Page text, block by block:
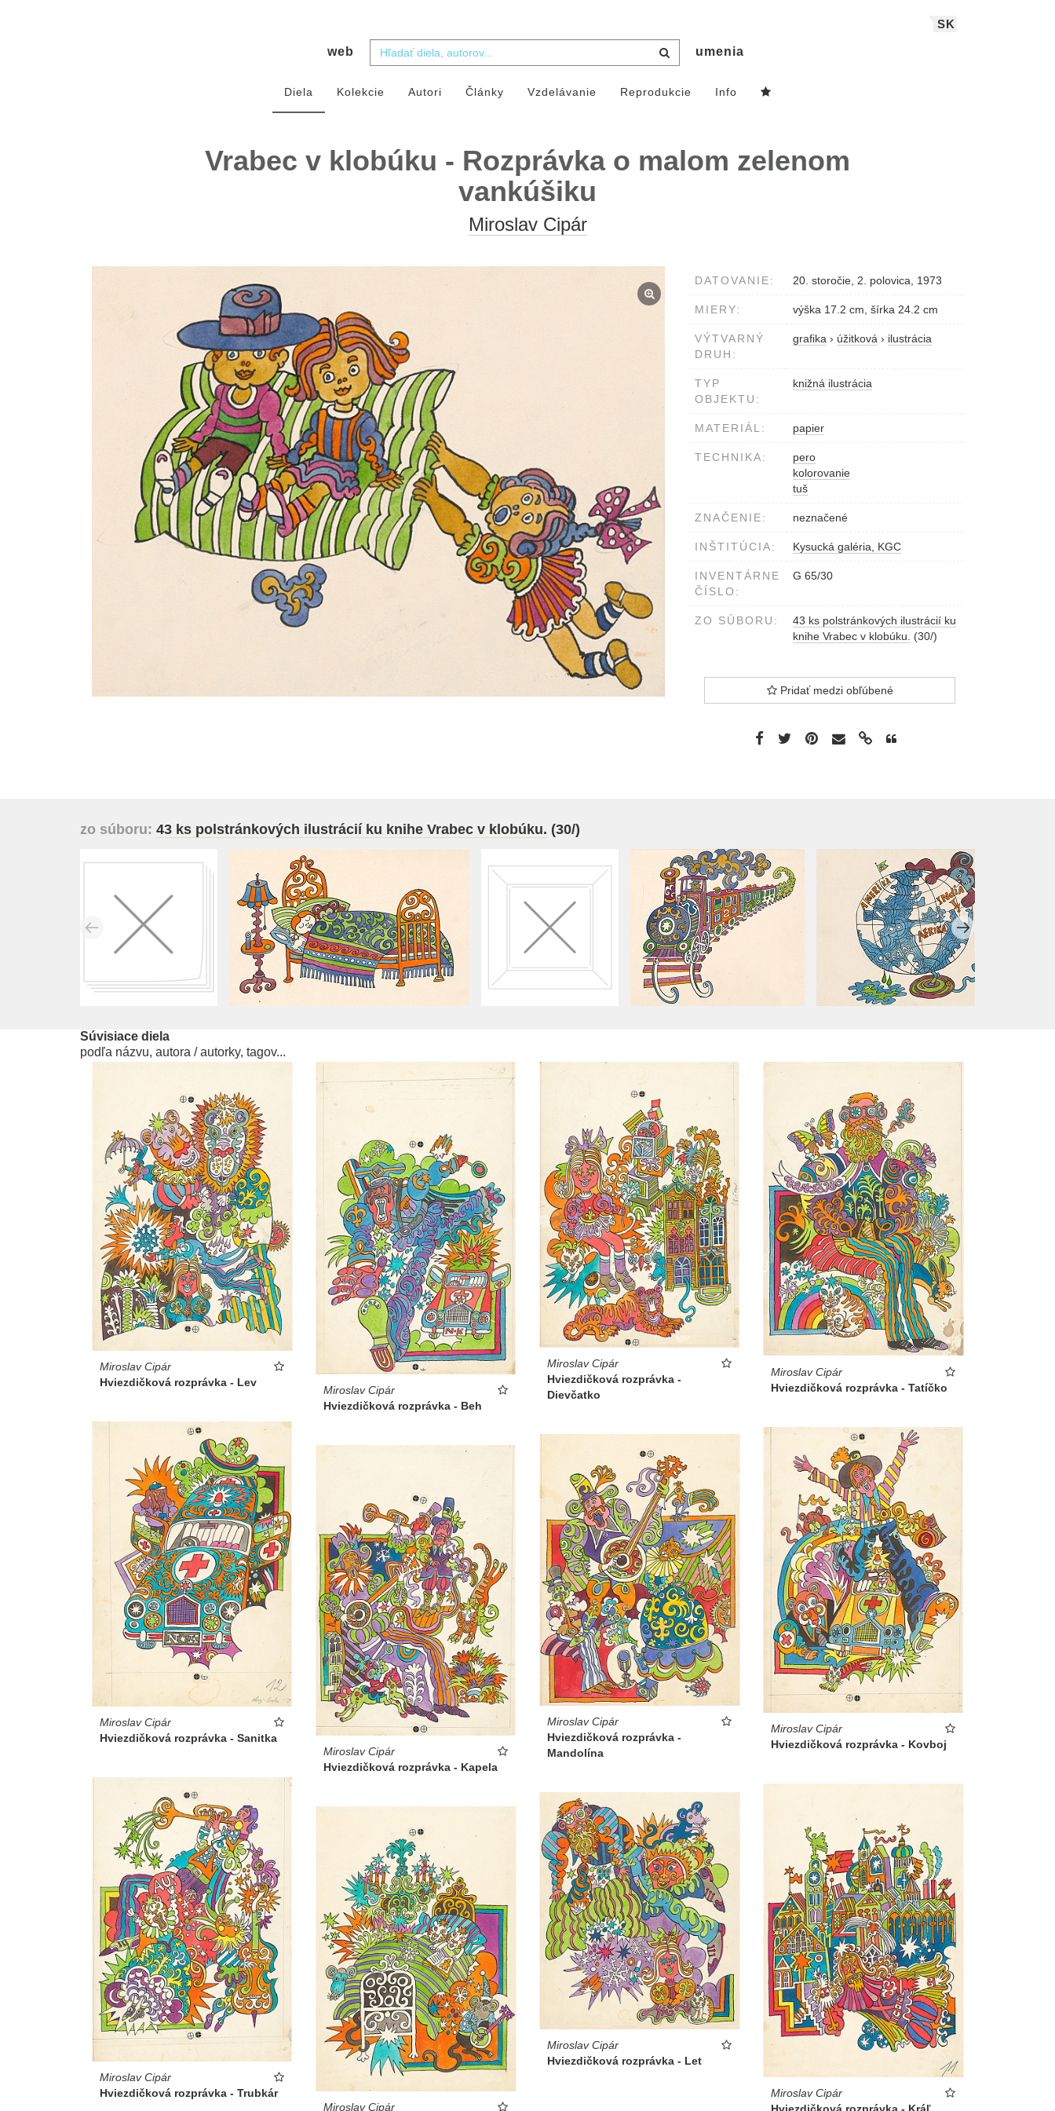
SK
web umenia
Diela Kolekcie Autori Články Vzdelávanie Reprodukcie Info
Vrabec v klobúku - Rozprávka o malom zelenom
vankúšiku
Miroslav Cipár
DATOVANIE: 20. storočie, 2. polovica, 1973
MIERY: výška 17.2 cm, šírka 24.2 cm
VÝTVARNÝ
DRUH:
grafika › úžitková › ilustrácia
TYP
OBJEKTU:
knižná ilustrácia
MATERIÁL: papier
TECHNIKA:
pero
kolorovanie
tuš
ZNAČENIE: neznačené
INŠTITÚCIA: Kysucká galéria, KGC
INVENTÁRNE
ČÍSLO:
G 65/30
ZO SÚBORU:
43 ks polstránkových ilustrácií ku
knihe Vrabec v klobúku. (30/)
Pridať medzi obľúbené
zo súboru: 43 ks polstránkových ilustrácií ku knihe Vrabec v klobúku. (30/)
Súvisiace diela
podľa názvu, autora / autorky, tagov...
Miroslav Cipár
Hviezdičková rozprávka - Lev
Miroslav Cipár
Hviezdičková rozprávka - Beh
Miroslav Cipár
Hviezdičková rozprávka -
Dievčatko
Miroslav Cipár
Hviezdičková rozprávka - Tatíčko
Miroslav Cipár
Hviezdičková rozprávka - Sanitka
Miroslav Cipár
Hviezdičková rozprávka - Kovboj
Miroslav Cipár
Hviezdičková rozprávka -
Mandolína
Miroslav Cipár
Hviezdičková rozprávka - Kapela
Miroslav Cipár
Hviezdičková rozprávka - Trubkár
Miroslav Cipár
Miroslav Cipár
Hviezdičková rozprávka - Let
Miroslav Cipár